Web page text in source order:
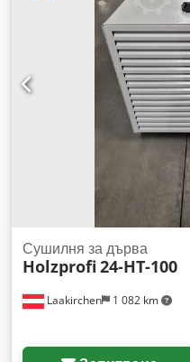
Laakirchen 1 082 km
Сушилня за дърва
Holzprofi24-HT-100